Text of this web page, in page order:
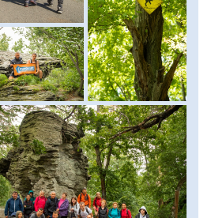
Nagy-Milic (895 m)
Írott-kő (882 m)
m)
vidék: Karancs (727 m)
(709 m)
Dobogó-kő (699 m)
(682 m)
tanúhegyek
a környező területet, illetve itt
a Rockenbauer Pál Dél- dunántúli
pecsétjét. A csúcsra
és némi pihenést
folytatjuk utunkat az osztrák-
Vasfüggöny turistaúton. Újabb
a Kőszegi- hegység
található Kalapos-kő, ahol a
lévő sziklaalakzatai érdekes
meg az erre járó turistát. Innen
érünk vissza túránk
autóinkba szállva kb. 1 óra alatt
számító Sopronba